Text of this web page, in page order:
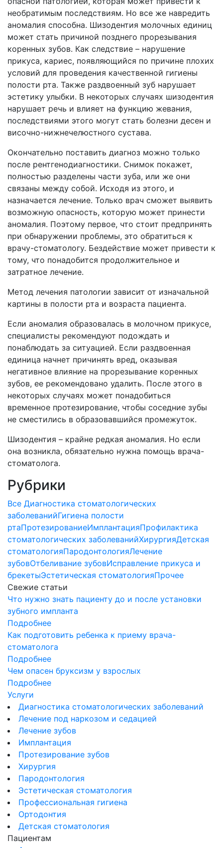
необратимым последствиям. Но все же навредить
аномалия способна. Шизодентия молочных единиц
может стать причиной позднего прорезывания
коренных зубов. Как следствие – нарушение
прикуса, кариес, появляющийся по причине плохих
условий для проведения качественной гигиены
полости рта. Также раздвоенный зуб нарушает
эстетику улыбки. В некоторых случаях шизодентия
нарушает речь и влияет на функцию жевания,
последствиями этого могут стать болезни десен и
височно-нижнечелюстного сустава.
Окончательно поставить диагноз можно только
после рентгенодиагностики. Снимок покажет,
полностью разделены части зуба, или же они
связаны между собой. Исходя из этого, и
назначается лечение. Только врач сможет выявить
возможную опасность, которую может принести
аномалия. Поэтому первое, что стоит предпринять
при обнаружении проблемы, это обратиться к
врачу-стоматологу. Бездействие может привести к
тому, что понадобится продолжительное и
затратное лечение.
Метод лечения патологии зависит от изначальной
картины в полости рта и возраста пациента.
Если аномалия образовалась в молочном прикусе,
специалисты рекомендуют подождать и
понаблюдать за ситуацией. Если раздвоенная
единица начнет причинять вред, оказывая
негативное влияние на прорезывание коренных
зубов, ее рекомендовано удалить. После этого в
некоторых случаях может понадобиться
временное протезирование, чтобы соседние зубы
не сместились в образовавшийся промежуток.
Шизодентия – крайне редкая аномалия. Но если
она возникла, обязательно нужна помощь врача-
стоматолога.
Рубрики
Все Диагностика стоматологических
заболеванийГигиена полости
ртаПротезированиеИмплантацияПрофилактика
стоматологических заболеванийХирургияДетская
стоматологияПародонтологияЛечение
зубовОтбеливание зубовИсправление прикуса и
брекетыЭстетическая стоматологияПрочее
Свежие статьи
Что нужно знать пациенту до и после установки
зубного импланта
Подробнее
Как подготовить ребенка к приему врача-
стоматолога
Подробнее
Чем опасен бруксизм у взрослых
Подробнее
Услуги
Диагностика стоматологических заболеваний
Лечение под наркозом и седацией
Лечение зубов
Имплантация
Протезирование зубов
Хирургия
Пародонтология
Эстетическая стоматология
Профессиональная гигиена
Ортодонтия
Детская стоматология
Пациентам